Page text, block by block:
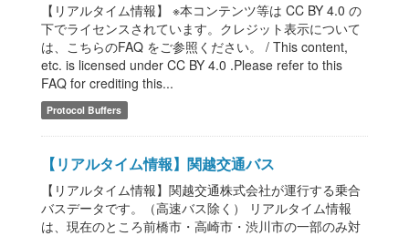
【リアルタイム情報】 ※本コンテンツ等は CC BY 4.0 の
下でライセンスされています。クレジット表示について
は、こちらのFAQ をご参照ください。 / This content,
etc. is licensed under CC BY 4.0 .Please refer to this
FAQ for crediting this...
Protocol Buffers
【リアルタイム情報】関越交通バス
【リアルタイム情報】関越交通株式会社が運行する乗合
バスデータです。（高速バス除く） リアルタイム情報
は、現在のところ前橋市・高崎市・渋川市の一部のみ対